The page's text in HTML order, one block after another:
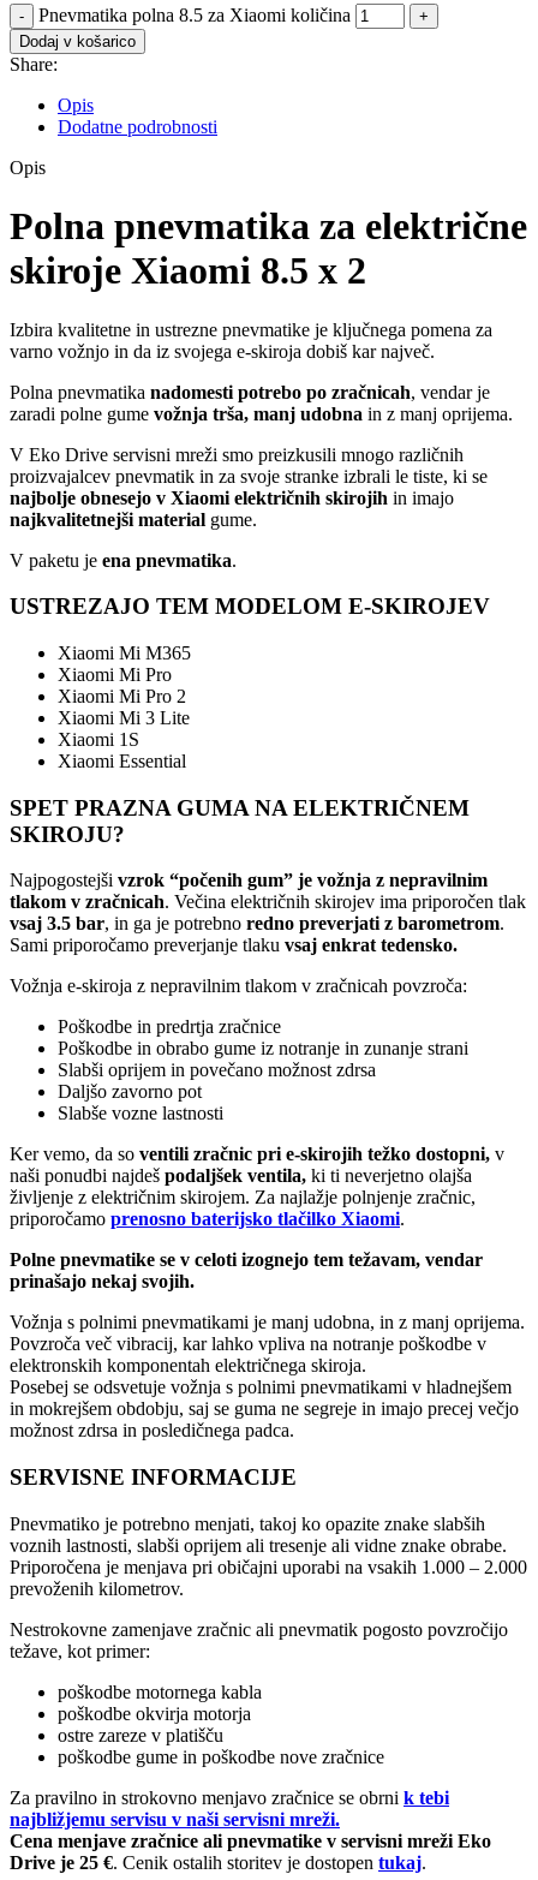
Pnevmatika polna 8.5 za Xiaomi količina
Dodaj v košarico
Share:
Opis
Dodatne podrobnosti
Opis
Polna pnevmatika za električne
skiroje Xiaomi 8.5 x 2
Izbira kvalitetne in ustrezne pnevmatike je ključnega pomena za
varno vožnjo in da iz svojega e-skiroja dobiš kar največ.
Polna pnevmatika nadomesti potrebo po zračnicah, vendar je
zaradi polne gume vožnja trša, manj udobna in z manj oprijema.
V Eko Drive servisni mreži smo preizkusili mnogo različnih
proizvajalcev pnevmatik in za svoje stranke izbrali le tiste, ki se
najbolje obnesejo v Xiaomi električnih skirojih in imajo
najkvalitetnejši material gume.
V paketu je ena pnevmatika.
USTREZAJO TEM MODELOM E-SKIROJEV
Xiaomi Mi M365
Xiaomi Mi Pro
Xiaomi Mi Pro 2
Xiaomi Mi 3 Lite
Xiaomi 1S
Xiaomi Essential
SPET PRAZNA GUMA NA ELEKTRIČNEM
SKIROJU?
Najpogostejši vzrok “počenih gum” je vožnja z nepravilnim
tlakom v zračnicah. Večina električnih skirojev ima priporočen tlak
vsaj 3.5 bar, in ga je potrebno redno preverjati z barometrom.
Sami priporočamo preverjanje tlaku vsaj enkrat tedensko.
Vožnja e-skiroja z nepravilnim tlakom v zračnicah povzroča:
Poškodbe in predrtja zračnice
Poškodbe in obrabo gume iz notranje in zunanje strani
Slabši oprijem in povečano možnost zdrsa
Daljšo zavorno pot
Slabše vozne lastnosti
Ker vemo, da so ventili zračnic pri e-skirojih težko dostopni, v
naši ponudbi najdeš podaljšek ventila, ki ti neverjetno olajša
življenje z električnim skirojem. Za najlažje polnjenje zračnic,
priporočamo prenosno baterijsko tlačilko Xiaomi.
Polne pnevmatike se v celoti izognejo tem težavam, vendar
prinašajo nekaj svojih.
Vožnja s polnimi pnevmatikami je manj udobna, in z manj oprijema.
Povzroča več vibracij, kar lahko vpliva na notranje poškodbe v
elektronskih komponentah električnega skiroja.
Posebej se odsvetuje vožnja s polnimi pnevmatikami v hladnejšem
in mokrejšem obdobju, saj se guma ne segreje in imajo precej večjo
možnost zdrsa in posledičnega padca.
SERVISNE INFORMACIJE
Pnevmatiko je potrebno menjati, takoj ko opazite znake slabših
voznih lastnosti, slabši oprijem ali tresenje ali vidne znake obrabe.
Priporočena je menjava pri običajni uporabi na vsakih 1.000 – 2.000
prevoženih kilometrov.
Nestrokovne zamenjave zračnic ali pnevmatik pogosto povzročijo
težave, kot primer:
poškodbe motornega kabla
poškodbe okvirja motorja
ostre zareze v platišču
poškodbe gume in poškodbe nove zračnice
Za pravilno in strokovno menjavo zračnice se obrni k tebi
najbližjemu servisu v naši servisni mreži.
Cena menjave zračnice ali pnevmatike v servisni mreži Eko
Drive je 25 €. Cenik ostalih storitev je dostopen tukaj.